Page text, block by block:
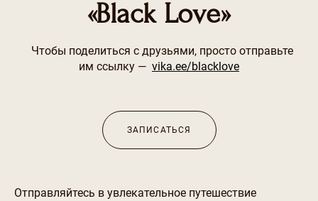
«Black Love»
Чтобы поделиться с друзьями, просто отправьте
им ссылку — vika.ee/blacklove
ЗАПИСАТЬСЯ
Отправляйтесь в увлекательное путешествие